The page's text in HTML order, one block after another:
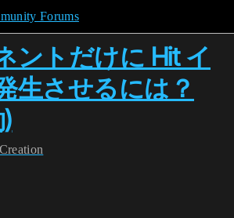
Forums
ントだけに Hit イ
生させるには？